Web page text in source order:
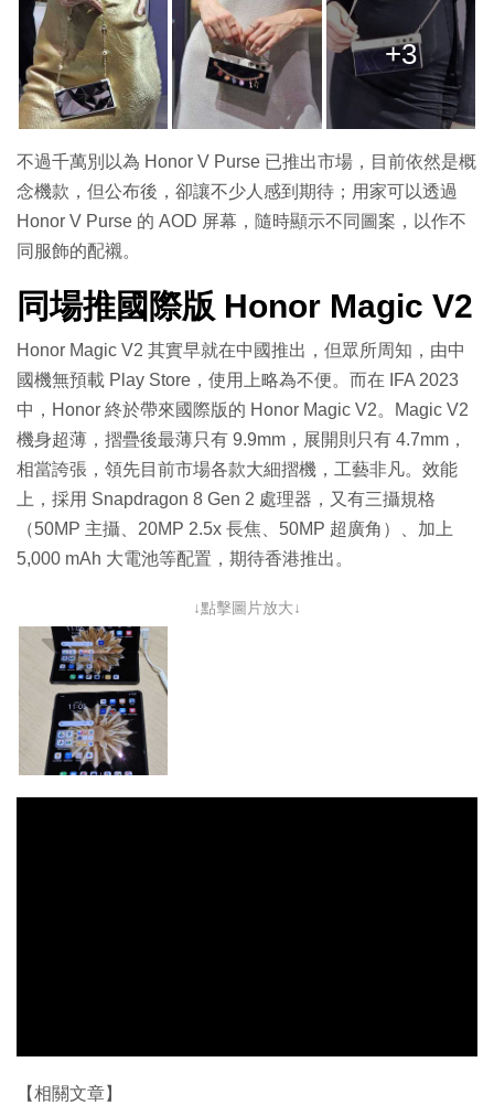
+3
不過千萬別以為 Honor V Purse 已推出市場，目前依然是概
念機款，但公布後，卻讓不少人感到期待；用家可以透過
Honor V Purse 的 AOD 屏幕，隨時顯示不同圖案，以作不
同服飾的配襯。
同場推國際版 Honor Magic V2
Honor Magic V2 其實早就在中國推出，但眾所周知，由中
國機無預載 Play Store，使用上略為不便。而在 IFA 2023
中，Honor 終於帶來國際版的 Honor Magic V2。Magic V2
機身超薄，摺疊後最薄只有 9.9mm，展開則只有 4.7mm，
相當誇張，領先目前市場各款大細摺機，工藝非凡。效能
上，採用 Snapdragon 8 Gen 2 處理器，又有三攝規格
（50MP 主攝、20MP 2.5x 長焦、50MP 超廣角）、加上
5,000 mAh 大電池等配置，期待香港推出。
↓點擊圖片放大↓
【相關文章】